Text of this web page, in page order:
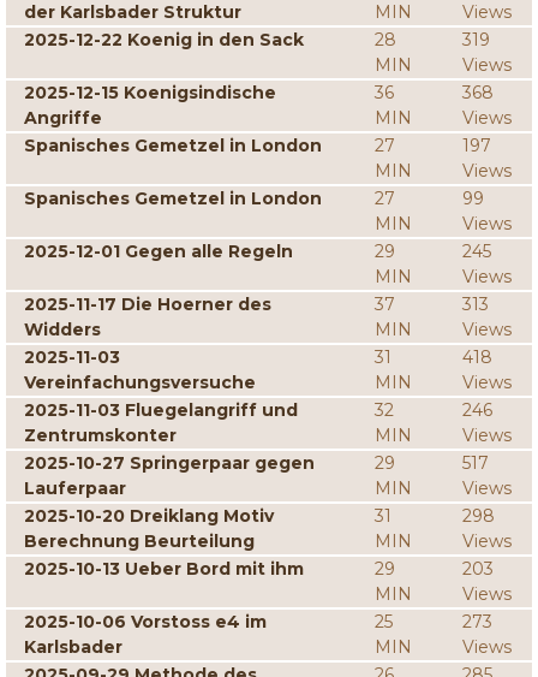
der Karlsbader Struktur
MIN
Views
2025-12-22 Koenig in den Sack
28
MIN
319
Views
2025-12-15 Koenigsindische
Angriffe
36
MIN
368
Views
Spanisches Gemetzel in London
27
MIN
197
Views
Spanisches Gemetzel in London
27
MIN
99
Views
2025-12-01 Gegen alle Regeln
29
MIN
245
Views
2025-11-17 Die Hoerner des
Widders
37
MIN
313
Views
2025-11-03
Vereinfachungsversuche
31
MIN
418
Views
2025-11-03 Fluegelangriff und
Zentrumskonter
32
MIN
246
Views
2025-10-27 Springerpaar gegen
Lauferpaar
29
MIN
517
Views
2025-10-20 Dreiklang Motiv
Berechnung Beurteilung
31
MIN
298
Views
2025-10-13 Ueber Bord mit ihm
29
MIN
203
Views
2025-10-06 Vorstoss e4 im
Karlsbader
25
MIN
273
Views